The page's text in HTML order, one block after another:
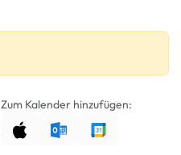
Zum Kalender hinzufügen: